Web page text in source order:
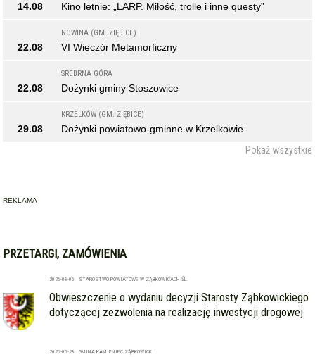
14.08 Kino letnie: „LARP. Miłość, trolle i inne questy”
22.08
NOWINA (GM. ZIĘBICE)
VI Wieczór Metamorficzny
22.08
SREBRNA GÓRA
Dożynki gminy Stoszowice
29.08
KRZELKÓW (GM. ZIĘBICE)
Dożynki powiatowo-gminne w Krzelkowie
Pokaż wszystkie
REKLAMA
PRZETARGI, ZAMÓWIENIA
2026-08-06 STAROSTWO POWIATOWE W ZĄBKOWICACH ŚL.
Obwieszczenie o wydaniu decyzji Starosty Ząbkowickiego
dotyczącej zezwolenia na realizację inwestycji drogowej
2026-07-28 GMINA KAMIENIEC ZĄBKOWICKI